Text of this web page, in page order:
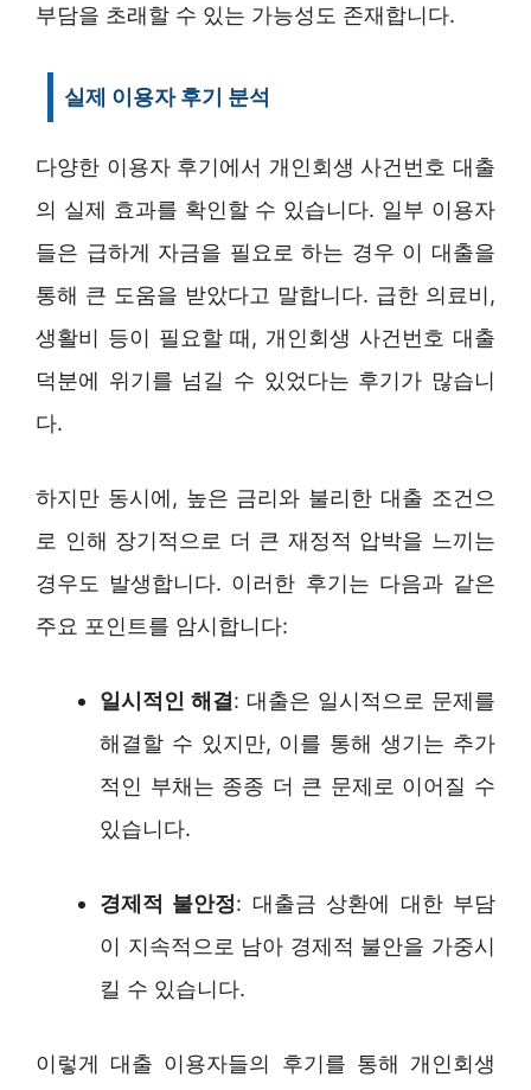
부담을 초래할 수 있는 가능성도 존재합니다.
실제 이용자 후기 분석
다양한 이용자 후기에서 개인회생 사건번호 대출
의 실제 효과를 확인할 수 있습니다. 일부 이용자
들은 급하게 자금을 필요로 하는 경우 이 대출을
통해 큰 도움을 받았다고 말합니다. 급한 의료비,
생활비 등이 필요할 때, 개인회생 사건번호 대출
덕분에 위기를 넘길 수 있었다는 후기가 많습니
다.
하지만 동시에, 높은 금리와 불리한 대출 조건으
로 인해 장기적으로 더 큰 재정적 압박을 느끼는
경우도 발생합니다. 이러한 후기는 다음과 같은
주요 포인트를 암시합니다:
일시적인 해결: 대출은 일시적으로 문제를
해결할 수 있지만, 이를 통해 생기는 추가
적인 부채는 종종 더 큰 문제로 이어질 수
있습니다.
경제적 불안정: 대출금 상환에 대한 부담
이 지속적으로 남아 경제적 불안을 가중시
킬 수 있습니다.
이렇게 대출 이용자들의 후기를 통해 개인회생